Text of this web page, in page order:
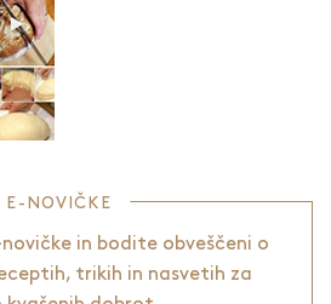
E-NOVIČKE
in bodite obveščeni o
trikih in nasvetih za